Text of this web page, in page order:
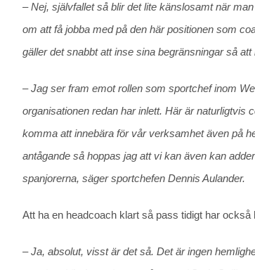
– Nej, självfallet så blir det lite känslosamt när
om att få jobba med på den här positionen som
gäller det snabbt att inse sina begränsningar så
– Jag ser fram emot rollen som sportchef inom
organisationen redan har inlett. Här är
komma att innebära för vår verksamhet även på
antågande så hoppas jag att vi kan även kan
spanjorerna, säger sportchefen Dennis Aulander.
Att ha en headcoach klart så pass tidigt har
– Ja, absolut, visst är det så. Det är ingen